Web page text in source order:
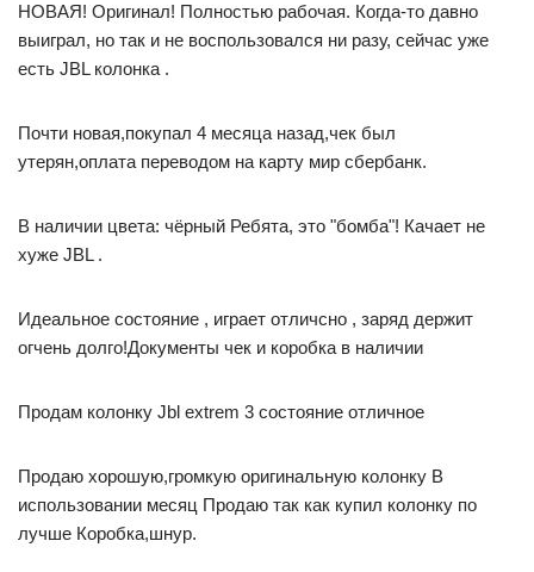
НОВАЯ! Оригинал! Полностью рабочая. Когда-то давно
выиграл, но так и не воспользовался ни разу, сейчас уже
есть JBL колонка .
Почти новая,покупал 4 месяца назад,чек был
утерян,оплата переводом на карту мир сбербанк.
В наличии цвета: чёрный Ребята, это "бомба"! Качает не
хуже JBL .
Идеальное состояние , играет отличсно , заряд держит
огчень долго!Документы чек и коробка в наличии
Продам колонку Jbl extrem 3 состояние отличное
Продаю хорошую,громкую оригинальную колонку В
использовании месяц Продаю так как купил колонку по
лучше Коробка,шнур.